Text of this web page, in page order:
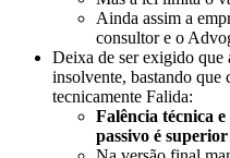
Ainda assim a
consultor e o
Deixa de ser exigido que
insolvente, bastando
tecnicamente Falida:
Falência técnica
passivo é